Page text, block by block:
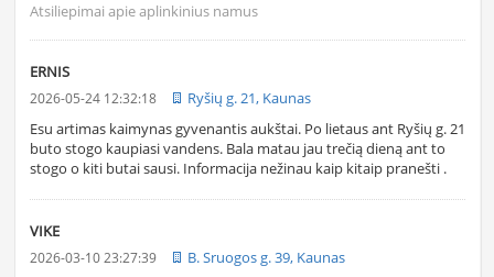
Atsiliepimai apie aplinkinius namus
ERNIS
2026-05-24 12:32:18
Ryšių g. 21, Kaunas
Esu artimas kaimynas gyvenantis aukštai. Po lietaus ant Ryšių g. 21
buto stogo kaupiasi vandens. Bala matau jau trečią dieną ant to
stogo o kiti butai sausi. Informacija nežinau kaip kitaip pranešti .
VIKE
2026-03-10 23:27:39
B. Sruogos g. 39, Kaunas